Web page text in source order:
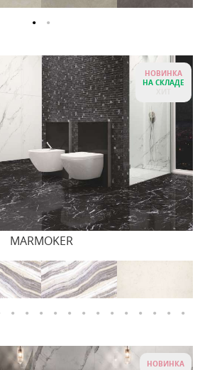
НОВИНКА
НА СКЛАДЕ
MARMOKER
НОВИНКА